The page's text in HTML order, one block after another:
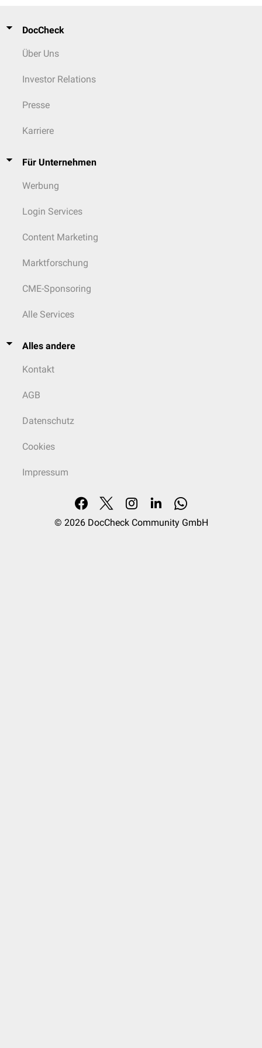
DocCheck
Über Uns
Investor Relations
Presse
Karriere
Für Unternehmen
Werbung
Login Services
Content Marketing
Marktforschung
CME-Sponsoring
Alle Services
Alles andere
Kontakt
AGB
Datenschutz
Cookies
Impressum
© 2026 DocCheck Community GmbH